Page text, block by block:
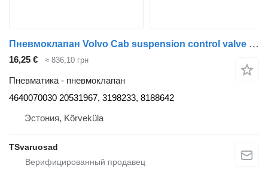
Пневмоклапан Volvo Cab suspension control valve 4640070030 для тягача Volvo FM9
16,25 € ≈ 836,10 грн
Пневматика - пневмоклапан
4640070030 20531967, 3198233, 8188642
Эстония, Kõrveküla
TSvaruosad